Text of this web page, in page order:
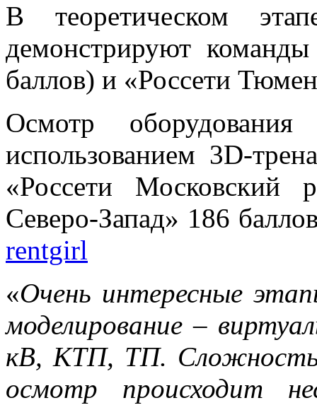
В теоретическом
демонстрируют
баллов) и «Россети
Осмотр
использованием 3D-
«Россети Московский
Северо-Запад» 186
rentgirl
«Очень интересные
моделирование –
кВ, КТП, ТП. Сложность
осмотр происходит